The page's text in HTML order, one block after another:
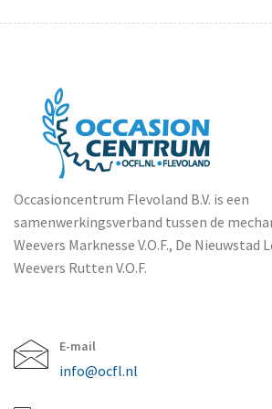
Occasioncentrum Flevoland B.V. is een
samenwerkingsverband tussen de
Weevers Marknesse V.O.F., De Nieuwstad
Weevers Rutten V.O.F.
E-mail
info@ocfl.nl